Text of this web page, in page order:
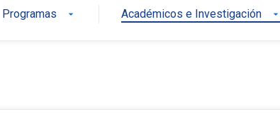
Programas arrow_drop_down Académicos e Investigación arrow_drop_down